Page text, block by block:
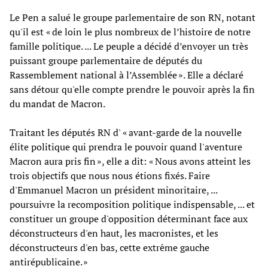
Le Pen a salué le groupe parlementaire de son RN, notant
qu'il est « de loin le plus nombreux de l’histoire de notre
famille politique. ... Le peuple a décidé d’envoyer un très
puissant groupe parlementaire de députés du
Rassemblement national à l’Assemblée ». Elle a déclaré
sans détour qu'elle compte prendre le pouvoir après la fin
du mandat de Macron.
Traitant les députés RN d' « avant-garde de la nouvelle
élite politique qui prendra le pouvoir quand l'aventure
Macron aura pris fin », elle a dit: « Nous avons atteint les
trois objectifs que nous nous étions fixés. Faire
d'Emmanuel Macron un président minoritaire, ...
poursuivre la recomposition politique indispensable, ... et
constituer un groupe d'opposition déterminant face aux
déconstructeurs d'en haut, les macronistes, et les
déconstructeurs d'en bas, cette extrême gauche
antirépublicaine. »